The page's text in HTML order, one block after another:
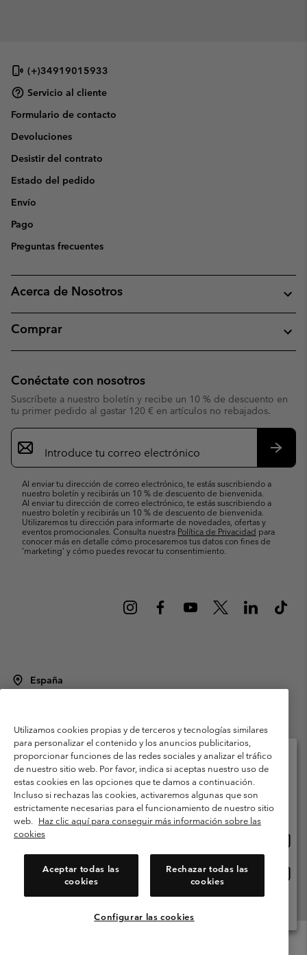
(+)34919015933
Servicio al cliente
Formulario de contacto
Devoluciones
Desistir del contrato
Estado del pedido
Envío
Pago
Preguntas frecuentes
Acerca de Nosotros
Comprar
Conéctate con nosotros
Suscríbete a nuestro boletín y recibe un 10 % de descuento en
tu primer pedido al gastar 120 € en artículos no rebajados.
Suscripción
de
correo
Al enviar tu dirección de correo electrónico, te estás suscribiendo a
nuestro boletín y recibirás un 10 % de descuento de bienvenida.
Al enviar tu dirección de correo electrónico, te estás suscribiendo a
nuestro boletín y recibirás un 10 % de descuento de bienvenida.
Utilizaremos tu dirección para informarte de novedades, ofertas y
eventos promocionales. Consulta nuestra Política de Privacidad para
conocer más en detalle cómo procesaremos tus datos con fines de
’marketing’ y cómo puedes revocar tu consentimiento.
España
Condiciones de uso
Terminos de Venta
Garantía
Política de Privacidad
Términos y condiciones del programa de miembros
Términos De Uso Del Contenido Generado Por Los Usuarios
Impressum
Cookies Public CBCR
Servicio al cliente: Lu. - Vi. de 9:00 a 13:00 y de 14:00 a 18:00
Utilizamos cookies propias y de terceros y tecnologías similares
para personalizar el contenido y los anuncios publicitarios,
proporcionar funciones de las redes sociales y analizar el tráfico
de nuestro sitio web. Por favor, indica si aceptas nuestro uso de
estas cookies en las opciones que te damos a continuación.
Incluso si rechazas las cookies, activaremos algunas que son
estrictamente necesarias para el funcionamiento de nuestro sitio
web. Haz clic aquí para conseguir más información sobre las
cookies
Aceptar todas las
cookies
Rechazar todas las
cookies
Configurar las cookies
Selecciona tu país e idioma envío
Compras en línea disponibles
línea
España
Ver Todos Los Países